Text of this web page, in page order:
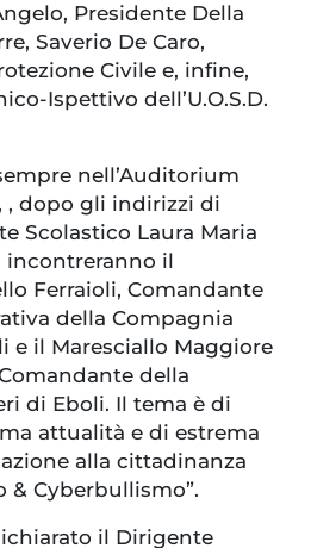
Presidente Della
Saverio De Caro,
Civile e, infine,
Ispettivo dell’U.O.S.D.
nell’Auditorium
, dopo gli indirizzi di
Scolastico Laura Maria
incontreranno il
Ferraioli, Comandante
della Compagnia
e il Maresciallo Maggiore
della
di Eboli. Il tema è di
attualità e di estrema
alla cittadinanza
Cyberbullismo”.
il Dirigente